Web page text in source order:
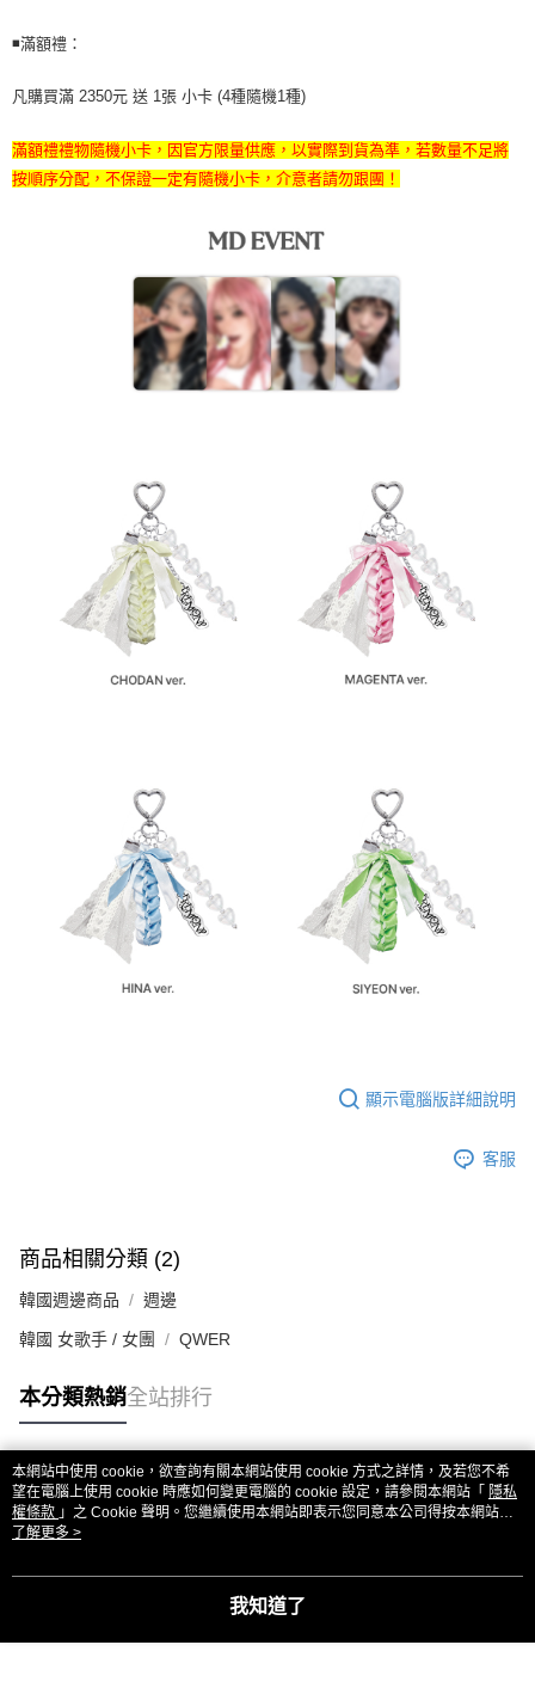
【「AFTEE先享後付」結帳流程】
１．於結帳方式選擇「AFTEE先享後付」後，將跳轉至「AFTEE先享後付」
２．訂單成立數日內，您將收到繳費通知簡訊。
ATM／網路銀行／等多元方式進行付款，方視為交易完成。
※ 請注意：結帳手續完成當下不需立刻繳費，但若您需要取消訂單，請聯絡
購買商品的店家。未經商家同意取消之訂單仍視為有效，需透過AFTEE先享
※ 交易是否成功請以「AFTEE先享後付 」之結帳頁面顯示為準，若有關於
是否繳費成功／繳費後需取消欲退款等相關疑問，請聯繫「AFTEE先享後付
https://netprotections.freshdesk.com/support/home
１．透過由恩沛科技股份有限公司提供之「AFTEE先享後付」服務完成之交
易，需依本服務之必要範圍內提供個人資料，並將交易相關給付款項請求債
權轉讓予恩沛科技股份有限公司。
４．使用「AFTEE先享後付」時，將依據個別帳號之用戶狀況，依本公司即
時審查核予不同之上限額度；若仍有額度不足之情形，本公司將視審查結果
請求用戶進行身份認證。
５．嚴禁一人註冊多個帳號或使用他人資訊註冊。若發現惡意使用之情形，
恩沛科技股份有限公司將有權停止該用戶之使用額度並採取法律行動。
每筆NT$60，滿NT$1,599(含以上)免運費
每筆NT$60，滿NT$1,599(含以上)免運費
7-11取貨付款
每筆NT$60，滿NT$1,599(含以上)免運費
亞洲國家/地區配送
北美國家/地區配送
歐洲國家/地區配送 查看運費
◾️滿額禮：
凡購買滿 2350元 送 1張 小卡 (4種隨機1種)
滿額禮禮物隨機小卡，因官方限量供應，以實際到貨為準，若數量不足將
按順序分配，不保證一定有隨機小卡，介意者請勿跟團！
顯示電腦版詳細說明
客服
商品相關分類 (2)
韓國週邊商品 週邊
韓國 女歌手 / 女團 QWER
本分類熱銷全站排行
熱門標籤
本網站中使用 cookie，欲查詢有關本網站使用 cookie 方式之詳情，及若您不希
望在電腦上使用 cookie 時應如何變更電腦的 cookie 設定，請參閱本網站「 隱私
權條款 」之 Cookie 聲明。您繼續使用本網站即表示您同意本公司得按本網站使
用條款之 Cookie 聲明使用 cookie。
了解更多 >
我知道了